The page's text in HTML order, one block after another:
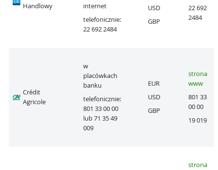
Handlowy
internet
telefonicznie:
22 692 2484
USD
GBP
22 692
2484
Crédit
Agricole
w
placówkach
banku
telefonicznie:
801 33 00 00
lub 71 35 49
009
EUR
USD
GBP
strona
www
801 33
00 00
19 019
strona